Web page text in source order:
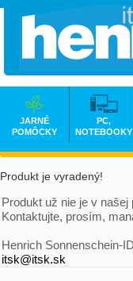
Produkt je vyradený!
Produkt už nie je v našej
Kontaktujte, prosím,
Henrich Sonnenschein-
itsk@itsk.sk
JARNÉ
POMÔCKY
PC,
NOTEBOOKY